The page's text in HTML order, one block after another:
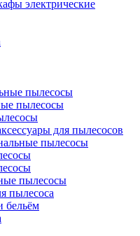
электрические
пылесосы
пылесосы
для пылесосов
пылесосы
пылесосы
пылесоса
бельём